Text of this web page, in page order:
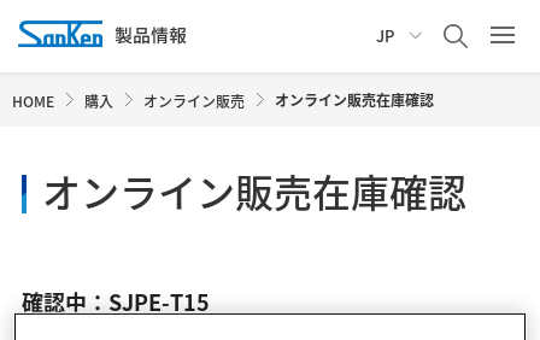
JP
HOME 購入 オンライン販売 オンライン販売在庫確認
オンライン販売在庫確認
確認中：SJPE-T15